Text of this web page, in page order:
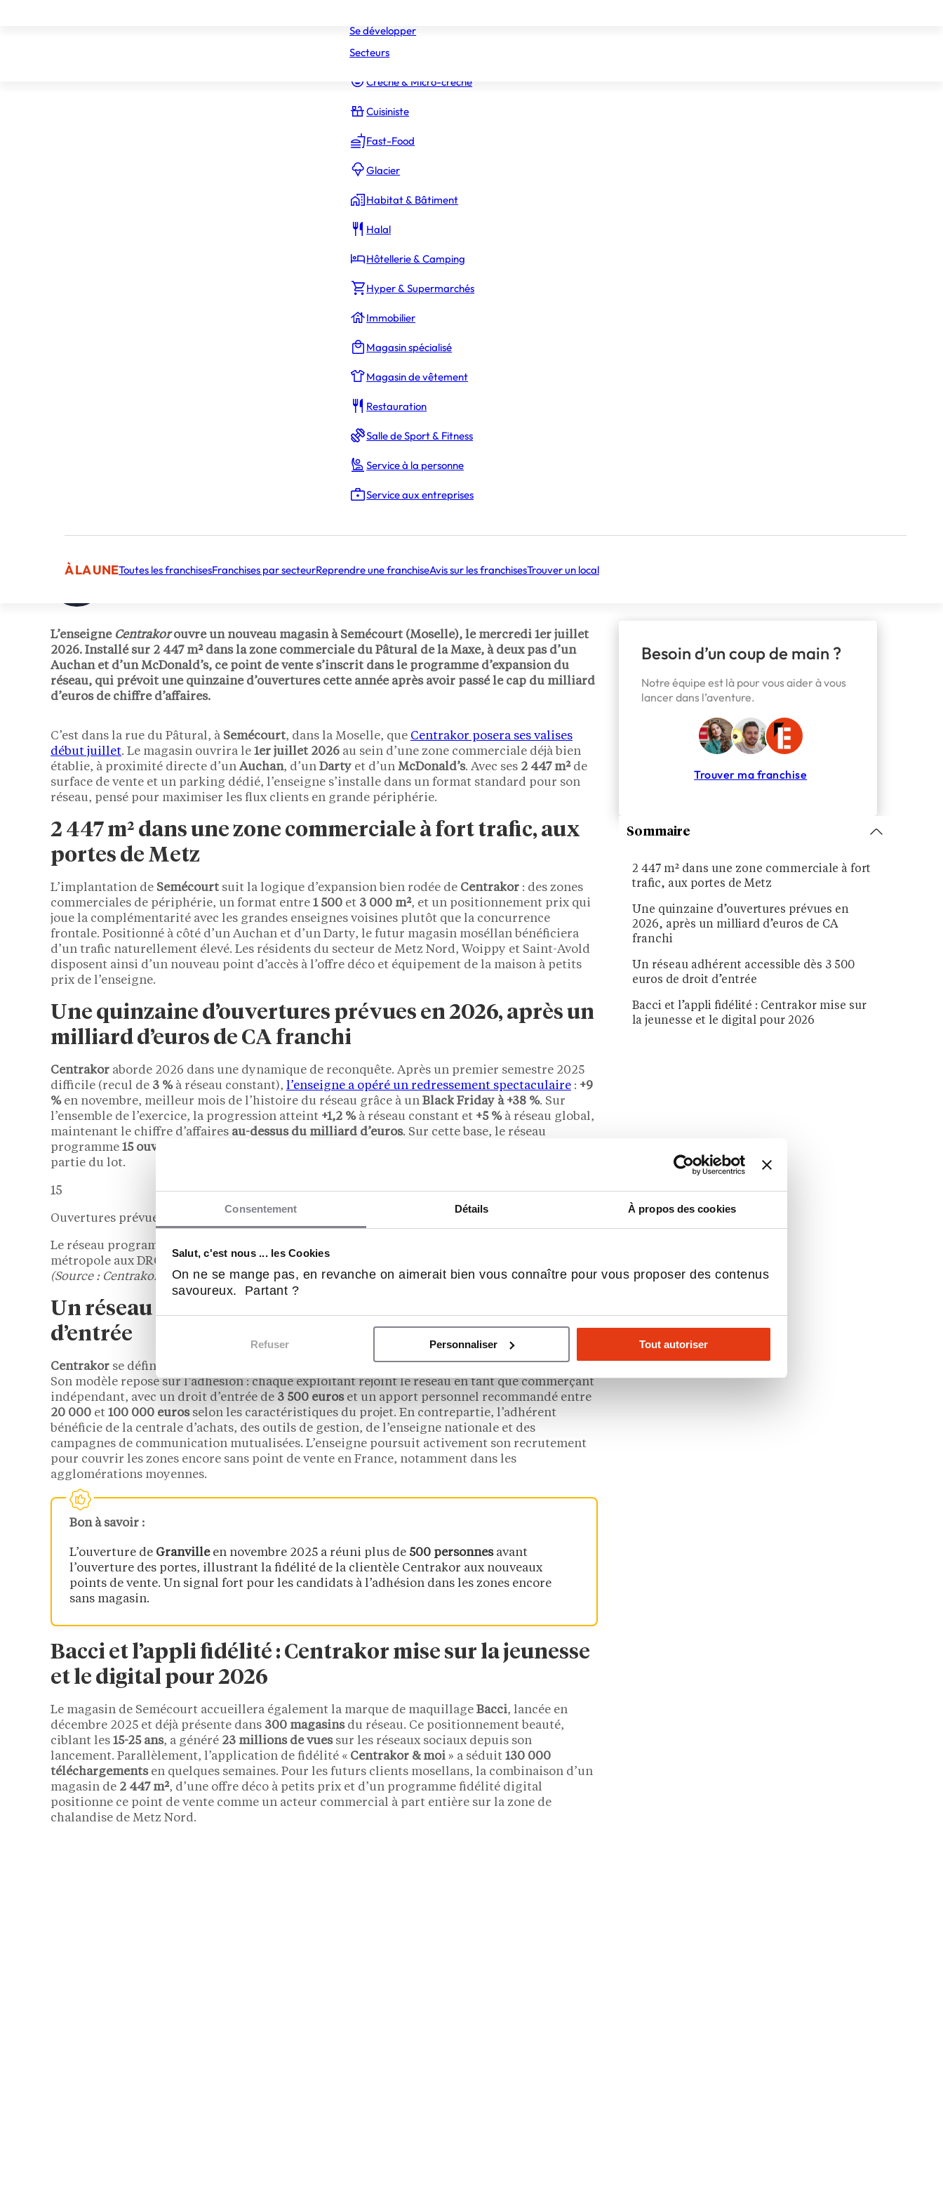
Consentement Détails À propos des cookies
Salut, c'est nous ... les Cookies
On ne se mange pas, en revanche on aimerait bien vous connaître pour vous proposer des contenus
savoureux. Partant ?
Refuser Personnaliser Tout autoriser
Constructeur Piscines & Spas
Crèche & Micro-crèche
Cuisiniste
Fast-Food
Glacier
Habitat & Bâtiment
Halal
Hôtellerie & Camping
Hyper & Supermarchés
Immobilier
Magasin spécialisé
Magasin de vêtement
Restauration
Salle de Sport & Fitness
Service à la personne
Service aux entreprises
À LA UNEToutes les franchisesFranchises par secteurReprendre une franchiseAvis sur les franchisesTrouver un local
Se développer
Secteurs
Publié par Frederic Canestrari
L’enseigne Centrakorouvre un nouveau magasin à Semécourt(Moselle), le mercredi 1er juillet
2026. Installé sur 2 447 m²dans la zone commerciale du Pâtural de la Maxe, à deux pas d’un
Auchan et d’un McDonald’s, ce point de vente s’inscrit dans le programme d’expansion du
réseau, qui prévoitune quinzaine d’ouverturescette année après avoir passé le cap du milliard
d’eurosde chiffre d’affaires.
C’est dans la rue du Pâtural, à Semécourt, dans la Moselle, que Centrakor posera ses valises
début juillet. Le magasin ouvrira le 1er juillet 2026 au sein d’une zone commerciale déjà bien
établie, à proximité directe d’un Auchan, d’un Darty et d’un McDonald’s. Avec ses 2 447 m²de
surface de vente et un parking dédié, l’enseigne s’installe dans un format standard pour son
réseau, pensé pour maximiser les flux clients en grande périphérie.
2 447 m² dans une zone commerciale à fort trafic, aux
portes de Metz
L’implantation de Semécourtsuit la logique d’expansion bien rodée de Centrakor : des zones
commerciales de périphérie, un format entre 1 500 et 3 000 m², et un positionnement prix qui
joue la complémentarité avec les grandes enseignes voisines plutôt que la concurrence
frontale. Positionné à côté d’un Auchan et d’un Darty, le futur magasin moséllan bénéficiera
d’un trafic naturellement élevé. Les résidents du secteur de Metz Nord, Woippy et Saint-Avold
disposent ainsi d’un nouveau point d’accès à l’offre déco et équipement de la maison à petits
prix de l’enseigne.
Une quinzaine d’ouvertures prévues en 2026, après un
milliard d’euros de CA franchi
Centrakor aborde 2026 dans une dynamique de reconquête. Après un premier semestre 2025
difficile (recul de 3 %à réseau constant), l’enseigne a opéré un redressement spectaculaire : +9
%en novembre, meilleur mois de l’histoire du réseau grâce à un Black Friday à +38 %. Sur
l’ensemble de l’exercice, la progression atteint +1,2 %à réseau constant et +5 %à réseau global,
maintenant le chiffre d’affaires au-dessus du milliard d’euros. Sur cette base, le réseau
programme 15 ouvertures en 2026
partie du lot.
15
Ouvertures prévues par Centrakor en 2026
Le réseau programme une quinzaine d’implantations en 2026, sur un territoire allant de la
métropole aux DROM-COM, pour un chiffre d’affaires maintenu au-dessus du milliard d’euros.
(Source : Centrakor, février 2026)
Un réseau adhérent accessible dès 3 500 euros de droit
d’entrée
Centrakor se définit comme le premier
Son modèle repose sur l’adhésion : chaque exploitant rejoint le réseau en tant que commerçant
indépendant, avec un droit d’entrée de 3 500 euroset un apport personnel recommandé entre
20 000 et 100 000 eurosselon les caractéristiques du projet. En contrepartie, l’adhérent
bénéficie de la centrale d’achats, des outils de gestion, de l’enseigne nationale et des
campagnes de communication mutualisées. L’enseigne poursuit activement son recrutement
pour couvrir les zones encore sans point de vente en France, notamment dans les
agglomérations moyennes.
Bon à savoir :
L’ouverture de Granvilleen novembre 2025 a réuni plus de 500 personnesavant
l’ouverture des portes, illustrant la fidélité de la clientèle Centrakor aux nouveaux
points de vente. Un signal fort pour les candidats à l’adhésion dans les zones encore
sans magasin.
Bacci et l’appli fidélité : Centrakor mise sur la jeunesse
et le digital pour 2026
Le magasin de Semécourt accueillera également la marque de maquillage Bacci, lancée en
décembre 2025 et déjà présente dans 300 magasinsdu réseau. Ce positionnement beauté,
ciblant les 15-25 ans, a généré 23 millions de vuessur les réseaux sociaux depuis son
lancement. Parallèlement, l’application de fidélité « Centrakor & moi » a séduit 130 000
téléchargementsen quelques semaines. Pour les futurs clients mosellans, la combinaison d’un
magasin de 2 447 m², d’une offre déco à petits prix et d’un programme fidélité digital
positionne ce point de vente comme un acteur commercial à part entière sur la zone de
chalandise de Metz Nord.
Besoin d’un coup de main ?
Notre équipe est là pour vous aider à vous
lancer dans l’aventure.
Trouver ma franchise
Sommaire
2 447 m² dans une zone commerciale à fort
trafic, aux portes de Metz
Une quinzaine d’ouvertures prévues en
2026, après un milliard d’euros de CA
franchi
Un réseau adhérent accessible dès 3 500
euros de droit d’entrée
Bacci et l’appli fidélité : Centrakor mise sur
la jeunesse et le digital pour 2026